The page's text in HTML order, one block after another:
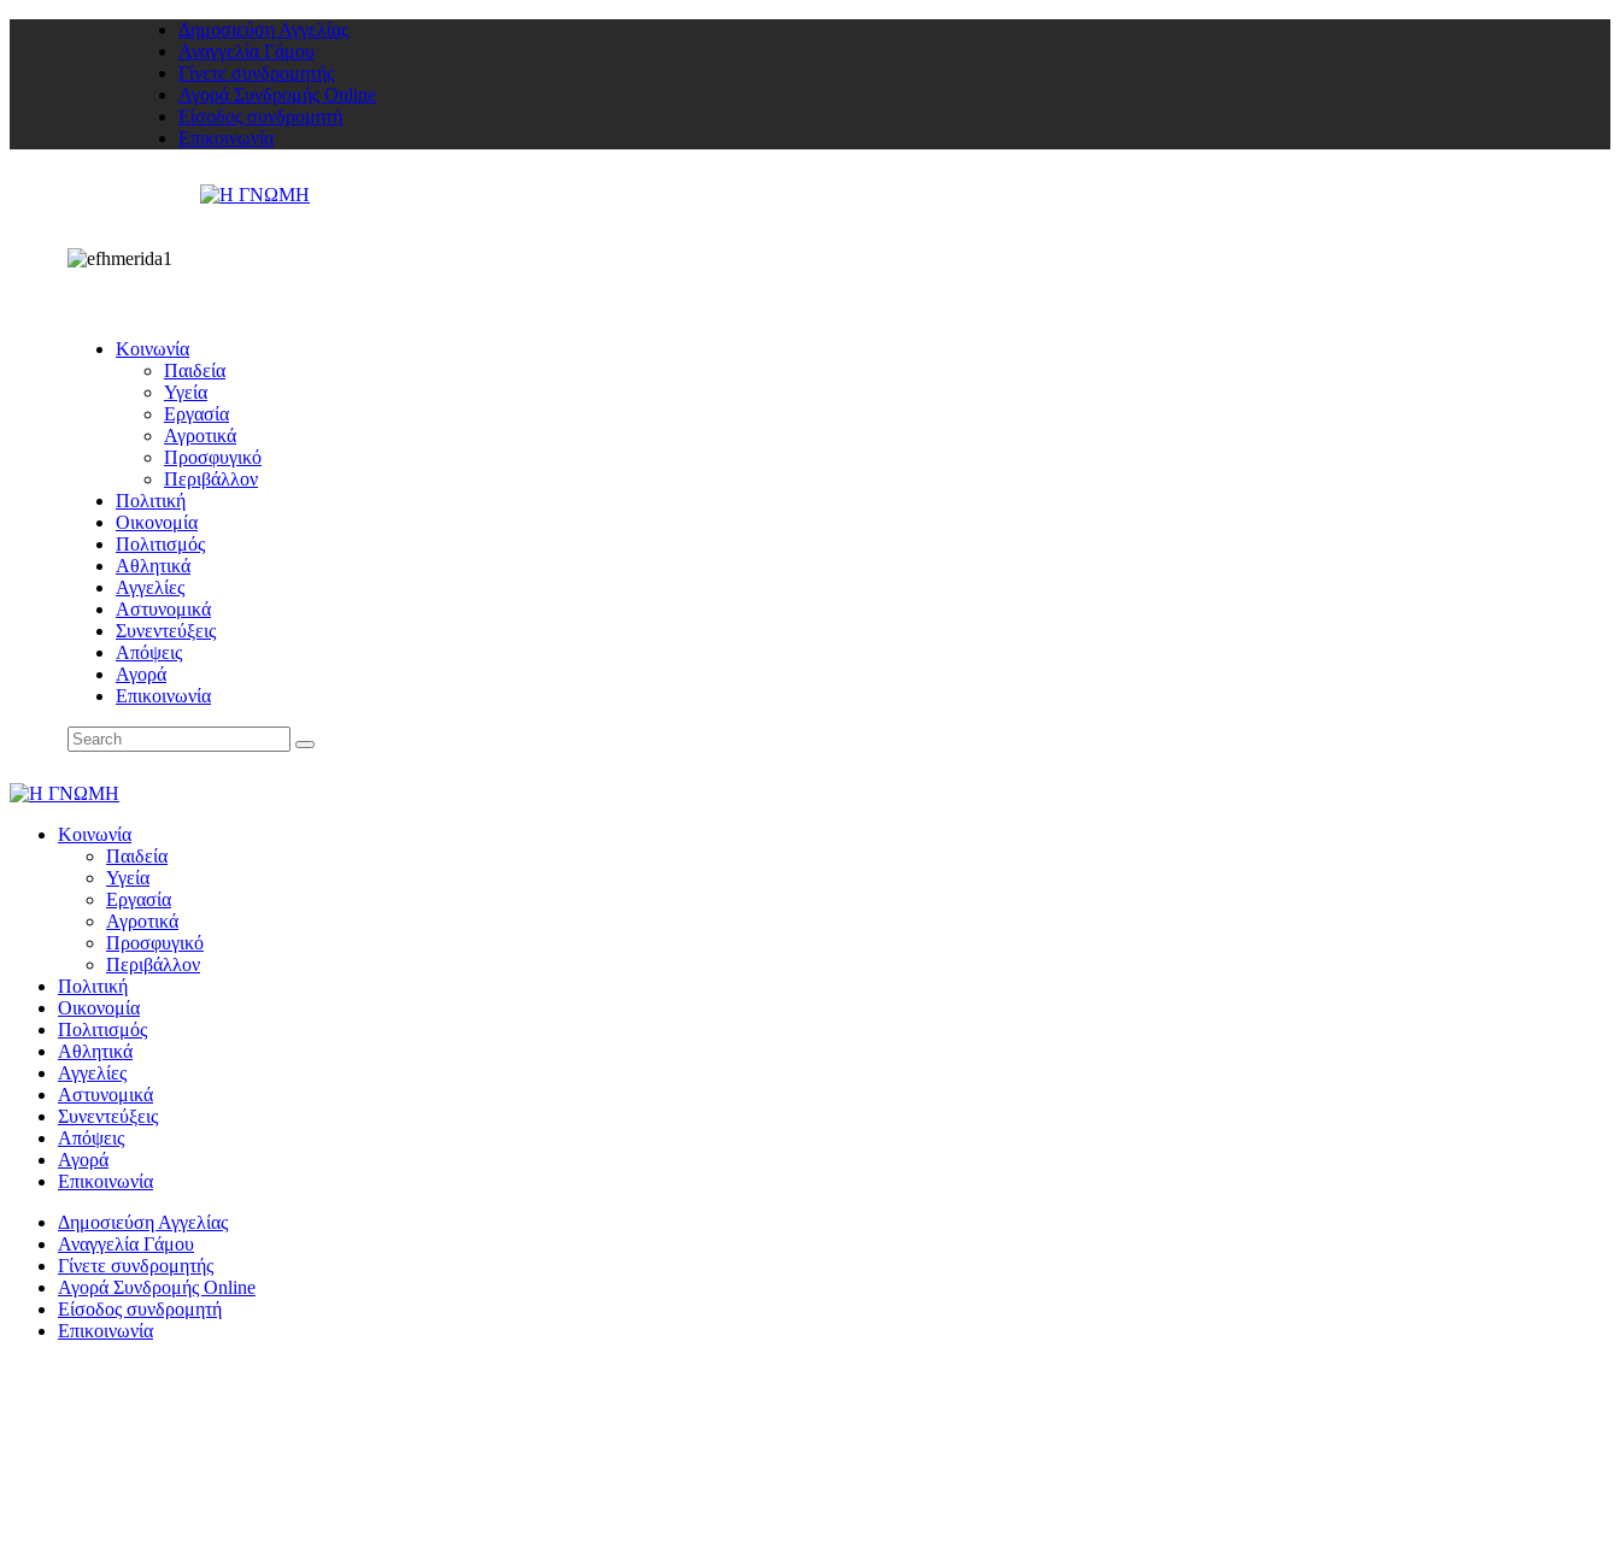
Δημοσιεύση Αγγελίας
Αναγγελία Γάμου
Γίνετε συνδρομητής
Αγορά Συνδρομής Online
Είσοδος συνδρομητή
Επικοινωνία
Κοινωνία
Παιδεία
Υγεία
Εργασία
Αγροτικά
Προσφυγικό
Περιβάλλον
Πολιτική
Οικονομία
Πολιτισμός
Αθλητικά
Αγγελίες
Αστυνομικά
Συνεντεύξεις
Απόψεις
Αγορά
Επικοινωνία
Κοινωνία
Παιδεία
Υγεία
Εργασία
Αγροτικά
Προσφυγικό
Περιβάλλον
Πολιτική
Οικονομία
Πολιτισμός
Αθλητικά
Αγγελίες
Αστυνομικά
Συνεντεύξεις
Απόψεις
Αγορά
Επικοινωνία
Δημοσιεύση Αγγελίας
Αναγγελία Γάμου
Γίνετε συνδρομητής
Αγορά Συνδρομής Online
Είσοδος συνδρομητή
Επικοινωνία